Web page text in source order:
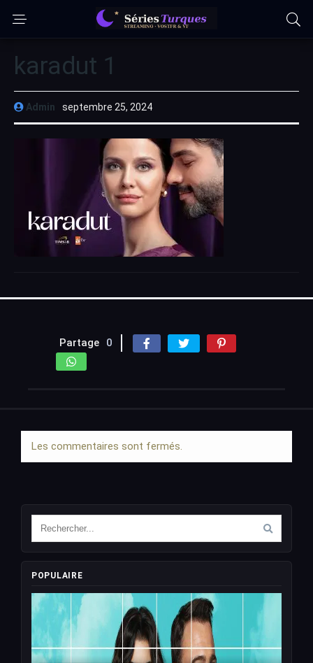
karadut 1
Admin septembre 25, 2024
Partage 0
Les commentaires sont fermés.
POPULAIRE